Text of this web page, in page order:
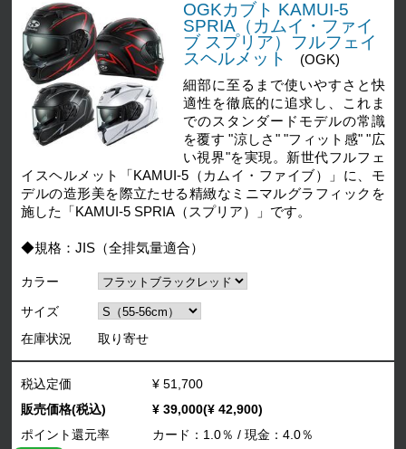
OGKカブト KAMUI-5
SPRIA（カムイ・ファイ
ブ スプリア）フルフェイ
スヘルメット
(OGK)
細部に至るまで使いやすさと快
適性を徹底的に追求し、これま
でのスタンダードモデルの常識
を覆す "涼しさ" "フィット感" "広
い視界"を実現。新世代フルフェ
イスヘルメット「KAMUI-5（カムイ・ファイブ）」に、モ
デルの造形美を際立たせる精緻なミニマルグラフィックを
施した「KAMUI-5 SPRIA（スプリア）」です。
◆規格：JIS（全排気量適合）
カラー
サイズ
在庫状況
取り寄せ
税込定価
¥ 51,700
販売価格(税込)
¥ 39,000(¥ 42,900)
ポイント還元率
カード：1.0％ / 現金：4.0％